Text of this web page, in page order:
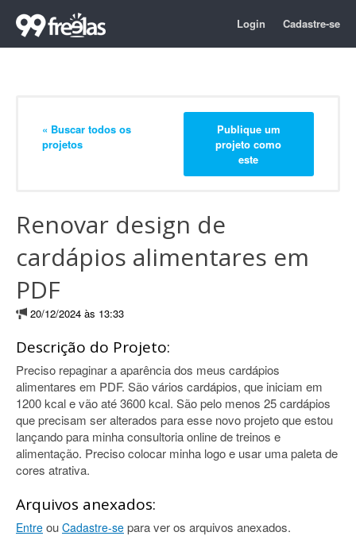
Login Cadastre-se
« Buscar todos os
projetos
Publique um
projeto como
este
Renovar design de
cardápios alimentares em
PDF
20/12/2024 às 13:33
Descrição do Projeto:
Preciso repaginar a aparência dos meus cardápios
alimentares em PDF. São vários cardápios, que iniciam em
1200 kcal e vão até 3600 kcal. São pelo menos 25 cardápios
que precisam ser alterados para esse novo projeto que estou
lançando para minha consultoria online de treinos e
alimentação. Preciso colocar minha logo e usar uma paleta de
cores atrativa.
Arquivos anexados:
Entre ou Cadastre-se para ver os arquivos anexados.